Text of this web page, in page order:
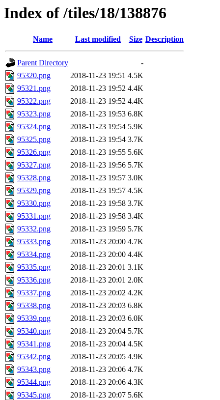
Index of /tiles/18/138876
Name Last modified Size Description
Parent Directory
-
95320.png
2018-11-23 19:51 4.5K
95321.png
2018-11-23 19:52 4.4K
95322.png
2018-11-23 19:52 4.4K
95323.png
2018-11-23 19:53 6.8K
95324.png
2018-11-23 19:54 5.9K
95325.png
2018-11-23 19:54 3.7K
95326.png
2018-11-23 19:55 5.6K
95327.png
2018-11-23 19:56 5.7K
95328.png
2018-11-23 19:57 3.0K
95329.png
2018-11-23 19:57 4.5K
95330.png
2018-11-23 19:58 3.7K
95331.png
2018-11-23 19:58 3.4K
95332.png
2018-11-23 19:59 5.7K
95333.png
2018-11-23 20:00 4.7K
95334.png
2018-11-23 20:00 4.4K
95335.png
2018-11-23 20:01 3.1K
95336.png
2018-11-23 20:01 2.0K
95337.png
2018-11-23 20:02 4.2K
95338.png
2018-11-23 20:03 6.8K
95339.png
2018-11-23 20:03 6.0K
95340.png
2018-11-23 20:04 5.7K
95341.png
2018-11-23 20:04 4.5K
95342.png
2018-11-23 20:05 4.9K
95343.png
2018-11-23 20:06 4.7K
95344.png
2018-11-23 20:06 4.3K
95345.png
2018-11-23 20:07 5.6K